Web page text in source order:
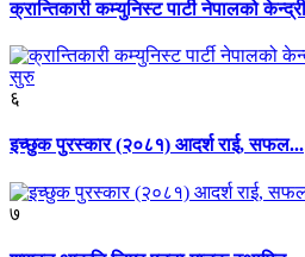
क्रान्तिकारी कम्युनिस्ट पार्टी नेपालको
६
इच्छुक पुरस्कार (२०८१) आदर्श राई, सफल...
७